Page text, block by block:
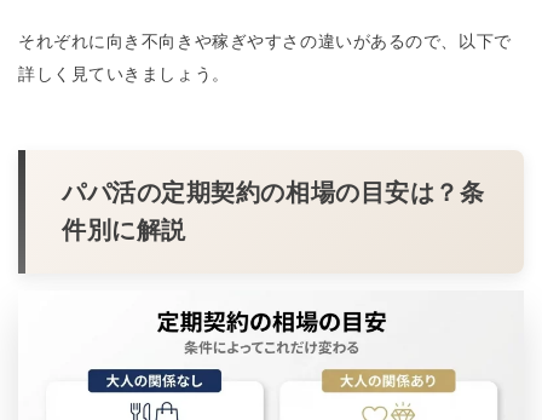
それぞれに向き不向きや稼ぎやすさの違いがあるので、以下で
詳しく見ていきましょう。
パパ活の定期契約の相場の目安は？条
件別に解説